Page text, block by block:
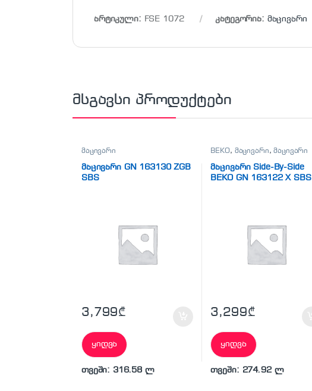
არტიკული: FSE 1072 კატეგორია: მაცივარი
მსგავსი პროდუქტები
მაცივარი
მაცივარი GN 163130 ZGB
SBS
3,799₾
ყიდვა
თვეში: 316.58 ლ
BEKO, მაცივარი,მაცივარი
მაცივარი Side-By-Side
BEKO GN 163122 X SBS
3,299₾
ყიდვა
თვეში: 274.92 ლ